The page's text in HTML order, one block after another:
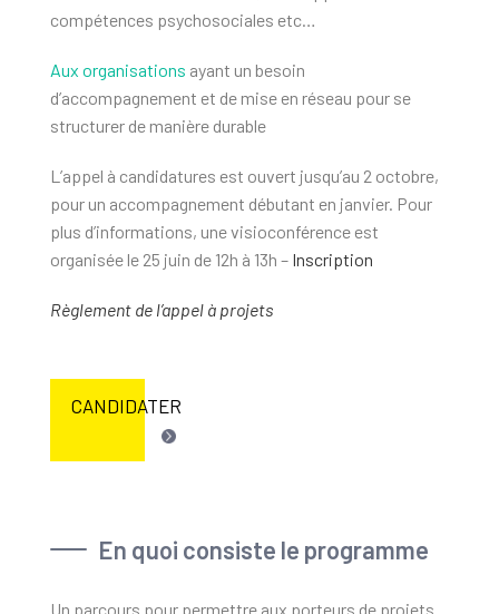
compétences psychosociales etc…
Aux organisations ayant un besoin
d’accompagnement et de mise en réseau pour se
structurer de manière durable
L’appel à candidatures est ouvert jusqu’au 2 octobre,
pour un accompagnement débutant en janvier. Pour
plus d’informations, une visioconférence est
organisée le 25 juin de 12h à 13h – Inscription
Règlement de l’appel à projets
CANDIDATER
En quoi consiste le programme
Un parcours pour permettre aux porteurs de projets